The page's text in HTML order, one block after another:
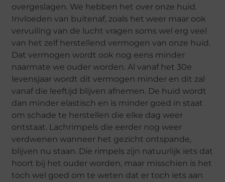
overgeslagen. We hebben het over onze huid.
Invloeden van buitenaf, zoals het weer maar ook
vervuiling van de lucht vragen soms wel erg veel
van het zelf herstellend vermogen van onze huid.
Dat vermogen wordt ook nog eens minder
naarmate we ouder worden. Al vanaf het 30e
levensjaar wordt dit vermogen minder en dit zal
vanaf die leeftijd blijven afnemen. De huid wordt
dan minder elastisch en is minder goed in staat
om schade te herstellen die elke dag weer
ontstaat. Lachrimpels die eerder nog weer
verdwenen wanneer het gezicht ontspande,
blijven nu staan. Die rimpels zijn natuurlijk iets dat
hoort bij het ouder worden, maar misschien is het
toch wel goed om te weten dat er toch iets aan